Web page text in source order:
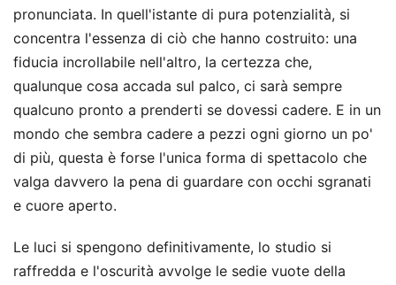
pronunciata. In quell'istante di pura potenzialità, si
concentra l'essenza di ciò che hanno costruito: una
fiducia incrollabile nell'altro, la certezza che,
qualunque cosa accada sul palco, ci sarà sempre
qualcuno pronto a prenderti se dovessi cadere. E in un
mondo che sembra cadere a pezzi ogni giorno un po'
di più, questa è forse l'unica forma di spettacolo che
valga davvero la pena di guardare con occhi sgranati
e cuore aperto.
Le luci si spengono definitivamente, lo studio si
raffredda e l'oscurità avvolge le sedie vuote della